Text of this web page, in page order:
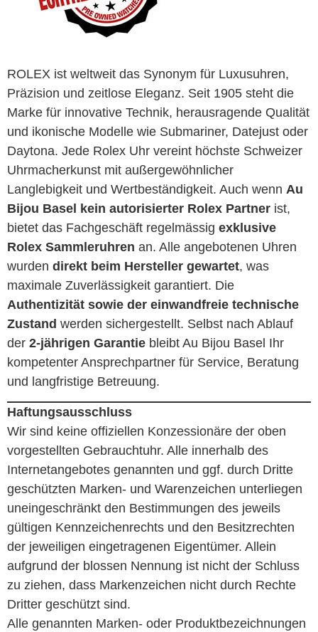
ROLEX ist weltweit das Synonym für Luxusuhren,
Präzision und zeitlose Eleganz. Seit 1905 steht die
Marke für innovative Technik, herausragende Qualität
und ikonische Modelle wie Submariner, Datejust oder
Daytona. Jede Rolex Uhr vereint höchste Schweizer
Uhrmacherkunst mit außergewöhnlicher
Langlebigkeit und Wertbeständigkeit. Auch wenn Au
Bijou Basel kein autorisierter Rolex Partner ist,
bietet das Fachgeschäft regelmässig exklusive
Rolex Sammleruhren an. Alle angebotenen Uhren
wurden direkt beim Hersteller gewartet, was
maximale Zuverlässigkeit garantiert. Die
Authentizität sowie der einwandfreie technische
Zustand werden sichergestellt. Selbst nach Ablauf
der 2-jährigen Garantie bleibt Au Bijou Basel Ihr
kompetenter Ansprechpartner für Service, Beratung
und langfristige Betreuung.
Haftungsausschluss
Wir sind keine offiziellen Konzessionäre der oben
vorgestellten Gebrauchtuhr. Alle innerhalb des
Internetangebotes genannten und ggf. durch Dritte
geschützten Marken- und Warenzeichen unterliegen
uneingeschränkt den Bestimmungen des jeweils
gültigen Kennzeichenrechts und den Besitzrechten
der jeweiligen eingetragenen Eigentümer. Allein
aufgrund der blossen Nennung ist nicht der Schluss
zu ziehen, dass Markenzeichen nicht durch Rechte
Dritter geschützt sind.
Alle genannten Marken- oder Produktbezeichnungen